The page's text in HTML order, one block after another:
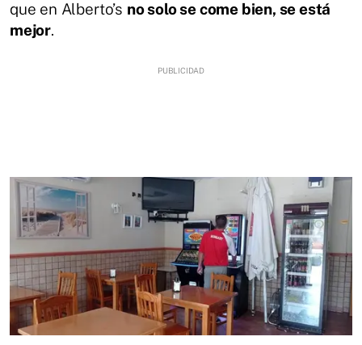
que en Alberto’s no solo se come bien, se está
mejor.